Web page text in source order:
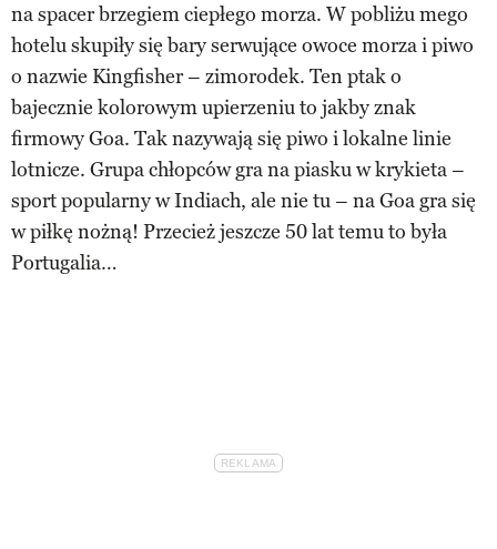
na spacer brzegiem ciepłego morza. W pobliżu mego
hotelu skupiły się bary serwujące owoce morza i piwo
o nazwie Kingfisher – zimorodek. Ten ptak o
bajecznie kolorowym upierzeniu to jakby znak
firmowy Goa. Tak nazywają się piwo i lokalne linie
lotnicze. Grupa chłopców gra na piasku w krykieta –
sport popularny w Indiach, ale nie tu – na Goa gra się
w piłkę nożną! Przecież jeszcze 50 lat temu to była
Portugalia…